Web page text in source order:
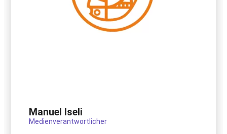
Manuel Iseli
Medienverantwortlicher